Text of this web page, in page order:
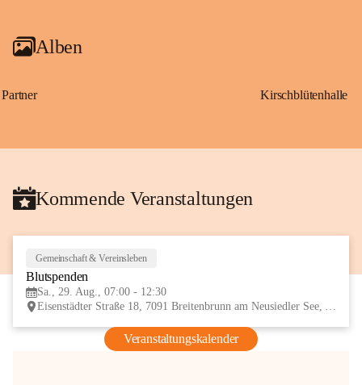
Alben
Partner Kirschblütenhalle
Kommende Veranstaltungen
Gemeinschaft & Vereinsleben
Blutspenden
Sa., 29. Aug., 07:00 - 12:30
Eisenstädter Straße 18, 7091 Breitenbrunn am Neusiedler See, AUT
Veranstaltungskalender